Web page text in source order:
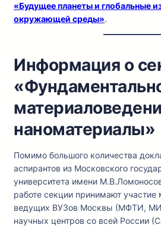
«Будущее планеты и глобальные
окружающей среды».
Информация о
наноматериалы»
Помимо большого количества
аспирантов из Московского
университета имени
работе секции принимают
ведущих ВУЗов Москвы (МФТИ,
научных центров со всей России